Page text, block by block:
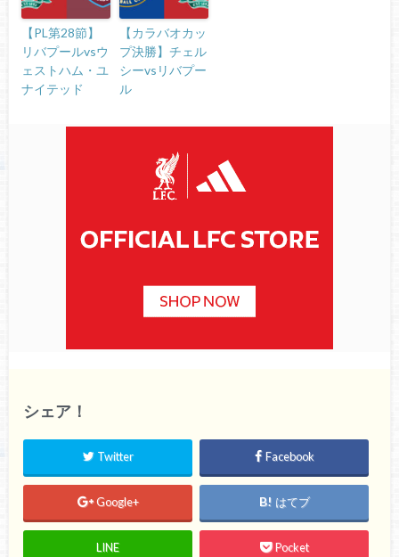
【PL第28節】
リバプールvsウ
ェストハム・ユ
ナイテッド
【カラバオカッ
プ決勝】チェル
シーvsリバプー
ル
シェア！
Twitter Facebook
Google+ はてブ
LINE Pocket